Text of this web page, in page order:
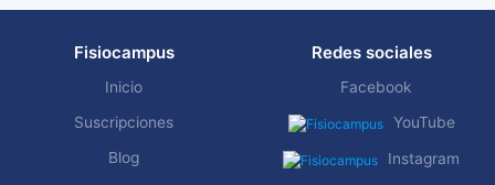
Fisiocampus
Inicio
Suscripciones
Blog
Redes sociales
Facebook
YouTube
Instagram